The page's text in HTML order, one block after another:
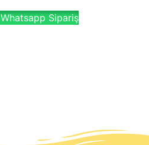
Whatsapp Sipariş